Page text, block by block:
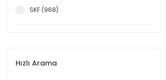
SKF (968)
Hızlı Arama